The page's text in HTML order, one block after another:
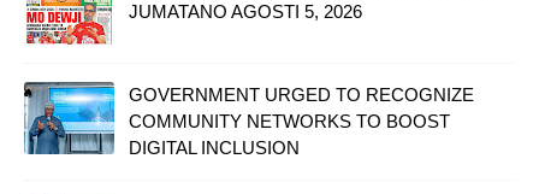
JUMATANO AGOSTI 5, 2026
GOVERNMENT URGED TO RECOGNIZE
COMMUNITY NETWORKS TO BOOST
DIGITAL INCLUSION